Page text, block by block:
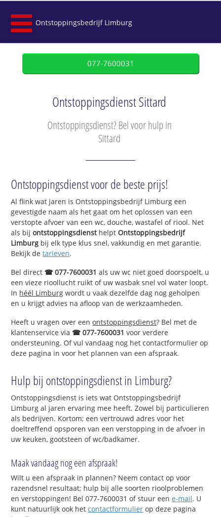
Ontstoppingsbedrijf Limburg
077-7600031
Ontstoppingsdienst Sittard
Ontstoppingsdienst? Bel voor hulp in
Sittard
Ontstoppingsdienst voor de beste prijs!
Al flink wat jaren is Ontstoppingsbedrijf Limburg een
gevestigde naam als het gaat om het oplossen van een
verstopte afvoer van een wc, douche, wastafel of riool. Net
als bijontstoppingsdiensthelptOntstoppingsbedrijf
Limburg bij elk type klus snel, vakkundig en met garantie.
Bekijk detarieven.
Bel direct ☎ 077-7600031 als uw wc niet goed doorspoelt, u
een vieze rioollucht ruikt of uw wasbak snel vol water loopt.
In héél Limburg wordt u vaak dezelfde dag nog geholpen
en u krijgt advies na afloop van de werkzaamheden.
Heeft u vragen over eenontstoppingsdienst? Bel met de
klantenservice via ☎ 077-7600031 voor verdere
ondersteuning. Of vul vandaag nog het contactformulier op
deze pagina in voor het plannen van een afspraak.
Hulp bij ontstoppingsdienst in Limburg?
Ontstoppingsdienst is iets wat Ontstoppingsbedrijf
Limburg al jaren ervaring mee heeft. Zowel bij particulieren
als bedrijven. Kortom; een vertrouwd adres voor het
doeltreffend opsporen van een verstopping in de afvoer in
uw keuken, gootsteen of wc/badkamer.
Maak vandaag nog een afspraak!
Wilt u een afspraak in plannen? Neem contact op voor
razendsnel resultaat; hulp bij alle soorten rioolproblemen
en verstoppingen! Bel 077-7600031 of stuur eene-mail. U
kunt natuurlijk ook hetcontactformulier op deze pagina